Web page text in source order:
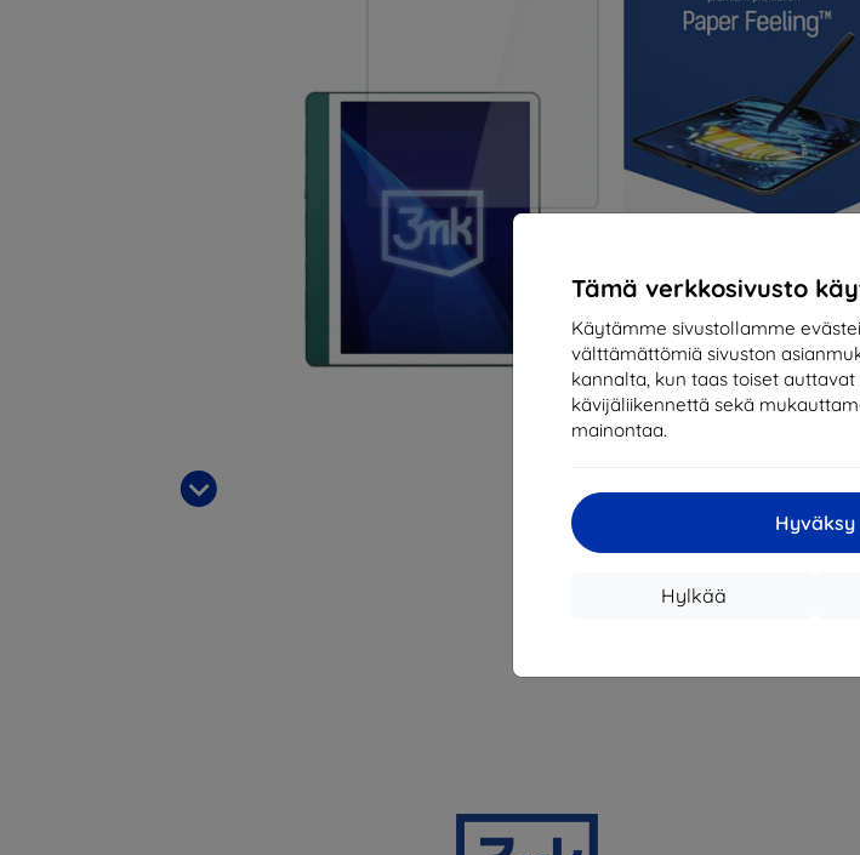
Tämä verkkosivusto
Käytämme sivustollamme
välttämättömiä sivuston
kannalta, kun taas toiset
kävijäliikennettä sekä
mainontaa.
Hyväksy
Hylkää